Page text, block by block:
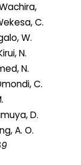
C.
W.
N.
N.
C.
D.
A. O.